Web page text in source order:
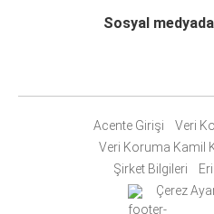
Sosyal
Acente Girişi
Veri
Veri Koruma Kamil
Şirket Bilgileri
Çerez